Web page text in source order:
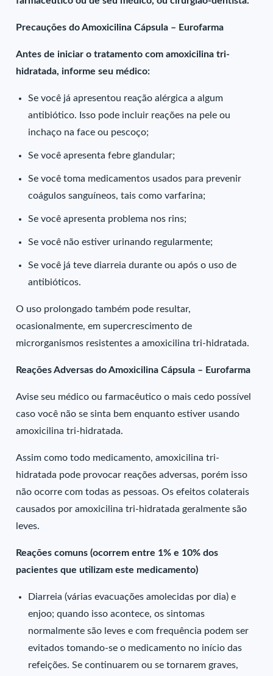
Precauções do Amoxicilina Cápsula – Eurofarma
Antes de iniciar o tratamento com amoxicilina tri-
hidratada, informe seu médico:
Se você já apresentou reação alérgica a algum
antibiótico. Isso pode incluir reações na pele ou
inchaço na face ou pescoço;
Se você apresenta febre glandular;
Se você toma medicamentos usados para prevenir
coágulos sanguíneos, tais como varfarina;
Se você apresenta problema nos rins;
Se você não estiver urinando regularmente;
Se você já teve diarreia durante ou após o uso de
antibióticos.
O uso prolongado também pode resultar,
ocasionalmente, em supercrescimento de
microrganismos resistentes a amoxicilina tri-hidratada.
Reações Adversas do Amoxicilina Cápsula – Eurofarma
Avise seu médico ou farmacêutico o mais cedo possível
caso você não se sinta bem enquanto estiver usando
amoxicilina tri-hidratada.
Assim como todo medicamento, amoxicilina tri-
hidratada pode provocar reações adversas, porém isso
não ocorre com todas as pessoas. Os efeitos colaterais
causados por amoxicilina tri-hidratada geralmente são
leves.
Reações comuns (ocorrem entre 1% e 10% dos
pacientes que utilizam este medicamento)
Diarreia (várias evacuações amolecidas por dia) e
enjoo; quando isso acontece, os sintomas
normalmente são leves e com frequência podem ser
evitados tomando-se o medicamento no início das
refeições. Se continuarem ou se tornarem graves,